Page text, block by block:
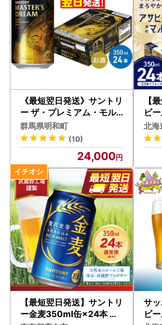
《最短翌日発送》サントリ
ー ザ・プレミアム・モル
ツ マスターズドリーム ＜
350ml×24缶＞
群馬県明和町
(10)
24,000
【
ビ
ml
工
北海
【最短翌日発送】サントリ
ー金麦350ml缶×24本 ※
サ
ビ